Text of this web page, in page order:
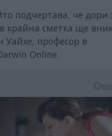
подчертава, че дори
крайна сметка ще
Уайхе, професор в
Online.